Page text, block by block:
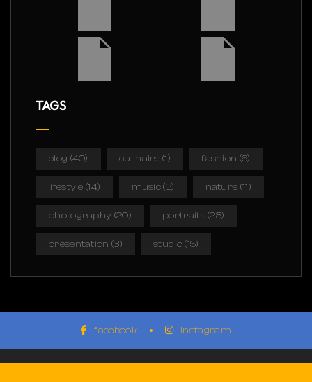
TAGS
blog (40) culinaire (1) fashion (6)
lifestyle (14) music(3) nature (11)
photography (20) portraits(28)
présentation (3) studio(15)
facebook instagram